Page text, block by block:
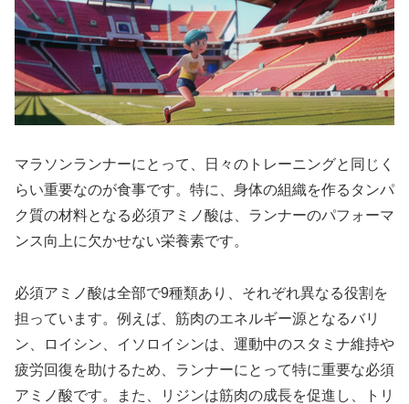
マラソンランナーにとって、日々のトレーニングと同じく
らい重要なのが食事です。特に、 身体の組織を作るタンパ
ク質の材料となる必須アミノ酸は、ランナーのパフォーマ
ンス向上に欠かせない栄養素です。
必須アミノ酸は全部で9種類あり、それぞれ異なる役割を
担っています。例えば、 筋肉のエネルギー源となるバリ
ン、ロイシン、イソロイシンは、運動中のスタミナ維持や
疲労回復を助けるため、ランナーにとって特に重要な必須
アミノ酸です。また、
リジンは筋肉の成長を促進し、トリ